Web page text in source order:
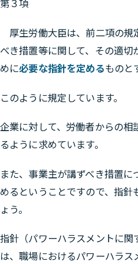
第３項
厚生労働大臣は、前二項の規
べき措置等に関して、その適切
めに必要な指針を定めるものと
このように規定しています。
企業に対して、労働者からの相
るように求めています。
また、事業主が講ずべき措置
めるということですので、指針
ょう。
指針（パワーハラスメントに
は、職場におけるパワーハラス